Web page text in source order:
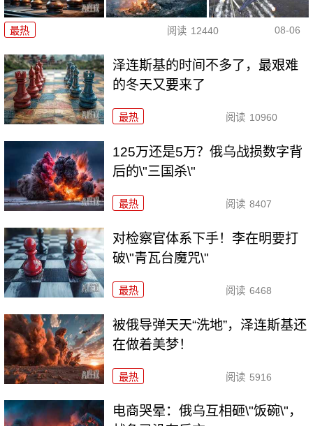
最热 阅读 12440 08-06
泽连斯基的时间不多了，最艰难
的冬天又要来了
最热 阅读 10960
125万还是5万？俄乌战损数字背
后的\"三国杀\"
最热 阅读 8407
对检察官体系下手！李在明要打
破\"青瓦台魔咒\"
最热 阅读 6468
被俄导弹天天“洗地”，泽连斯基还
在做着美梦！
最热 阅读 5916
电商哭晕：俄乌互相砸\"饭碗\"，